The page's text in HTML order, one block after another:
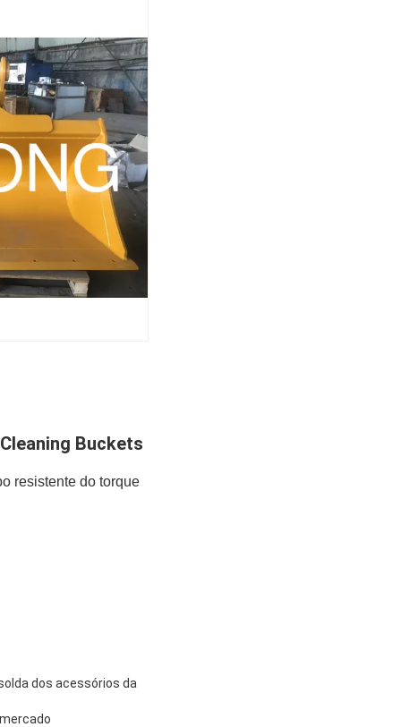
Buckets
resistente do torque
dos acessórios da